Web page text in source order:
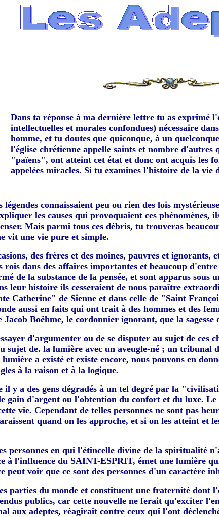
Dans ta réponse à ma dernière lettre tu as
intellectuelles et morales confondues) nécessaire
homme, et tu doutes que quiconque, à un
l'église chrétienne appelle saints et nombre d'autres
"païens", ont atteint cet état et donc ont acquis les
appelées miracles. Si tu examines l'histoire de la vie
connaissaient peu ou rien des lois
les causes qui provoquaient ces
Mais parmi tous ces débris, tu trouveras
vit une vie pure et simple.
des frères et des moines, pauvres et ignorants,
rois dans des affaires importantes et beaucoup
de la substance de la pensée, et sont apparus sous
leur histoire ils cesseraient de nous paraître
Catherine" de Sienne et dans celle de "Saint
aussi en faits qui ont trait à des hommes et des
Jacob Boëhme, le cordonnier ignorant, que la
d'argumenter ou de se disputer au sujet de ces
sujet de. la lumière avec un aveugle-né ; un
a existé et existe encore, nous pouvons en
à la raison et à la logique.
il y a des gens dégradés à un tel degré par la
gain d'argent ou l'obtention du confort et du luxe.
vie. Cependant de telles personnes ne sont pas
quand on les approche, et si on les atteint et
personnes en qui l'étincelle divine de la spiritualité
à l'influence du SAINT-ESPRIT, émet une lumière
peut voir que ce sont des personnes d'un caractère
parties du monde et constituent une fraternité dont
publics, car cette nouvelle ne ferait qu'exciter
aux adeptes, réagirait contre ceux qui l'ont